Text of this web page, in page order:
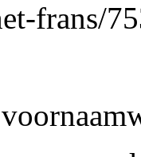
frans/